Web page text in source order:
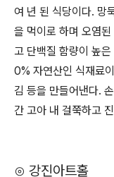
여 년 된 식당이다. 망
을 먹이로 하며 오염
고 단백질 함량이 높
0% 자연산인 식재료
김 등을 만들어낸다.
간 고아 내 걸쭉하고
⊙ 강진아트홀